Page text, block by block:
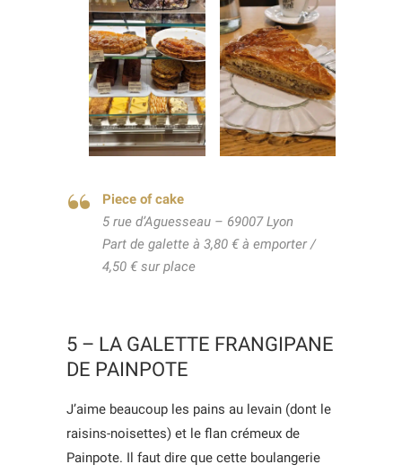
Piece of cake
5 rue d’Aguesseau – 69007 Lyon
Part de galette à 3,80 € à emporter /
4,50 € sur place
5 – LA GALETTE FRANGIPANE
DE PAINPOTE
J’aime beaucoup les pains au levain (dont le
raisins-noisettes) et le flan crémeux de
Painpote. Il faut dire que cette boulangerie